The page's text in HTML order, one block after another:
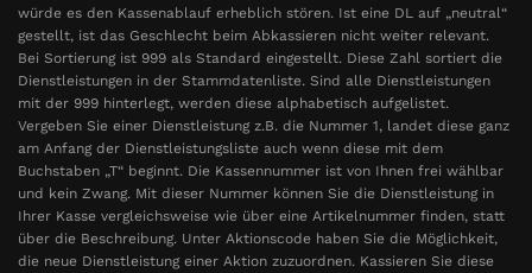
würde es den Kassenablauf erheblich stören. Ist eine DL auf „neutral“
gestellt, ist das Geschlecht beim Abkassieren nicht weiter relevant.
Bei Sortierung ist 999 als Standard eingestellt. Diese Zahl sortiert die
Dienstleistungen in der Stammdatenliste. Sind alle Dienstleistungen
mit der 999 hinterlegt, werden diese alphabetisch aufgelistet.
Vergeben Sie einer Dienstleistung z.B. die Nummer 1, landet diese ganz
am Anfang der Dienstleistungsliste auch wenn diese mit dem
Buchstaben „T“ beginnt. Die Kassennummer ist von Ihnen frei wählbar
und kein Zwang. Mit dieser Nummer können Sie die Dienstleistung in
Ihrer Kasse vergleichsweise wie über eine Artikelnummer finden, statt
über die Beschreibung. Unter Aktionscode haben Sie die Möglichkeit,
die neue Dienstleistung einer Aktion zuzuordnen. Kassieren Sie diese